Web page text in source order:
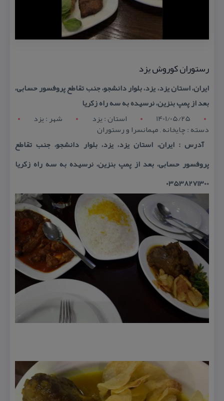
رستوران كوروش یزد
ایران، استان یزد، یزد، بلوار دانشجو، جنب تقاطع پروفسور حسابی،
بعد از پمپ بنزین، نرسیده به سه راه زكریا
1401/05/25
استان : يزد شهر : يزد
دسته : چایخانه , مهمانسرا و رستوران
آدرس : ایران، استان یزد، یزد، بلوار دانشجو، جنب تقاطع
پروفسور حسابی، بعد از پمپ بنزین، نرسیده به سه راه زكریا
03538271300